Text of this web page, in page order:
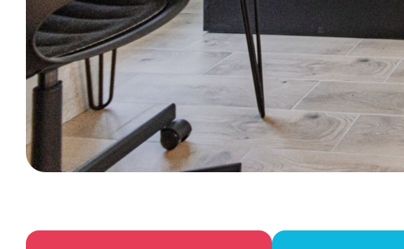
Високий рівень оздоблення